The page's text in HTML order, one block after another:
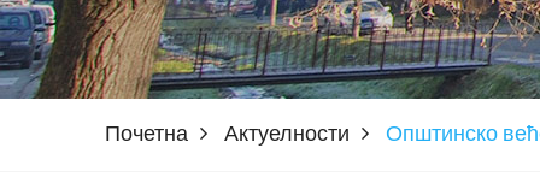
Почетна Актуелности Општинско